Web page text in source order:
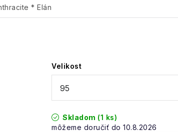
* Elán
Velikost
Skladom (1 ks)
10.8.2026